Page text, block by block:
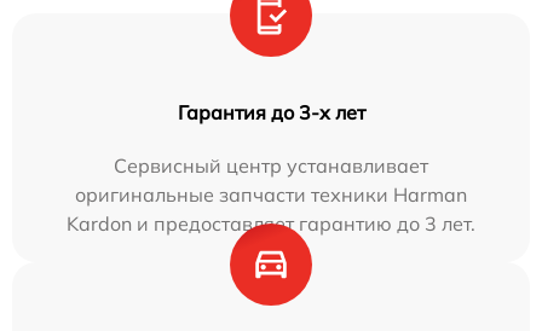
Гарантия до 3-х лет
Сервисный центр устанавливает
оригинальные запчасти техники Harman
Kardon и предоставляет гарантию до 3 лет.